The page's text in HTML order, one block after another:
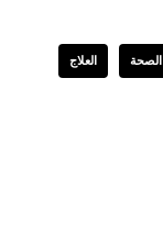
الصحة العلاج